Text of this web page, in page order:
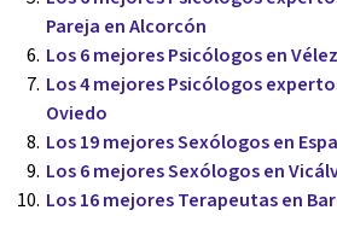
Pareja en Alcorcón
Los 6 mejores Psicólogos en
Los 4 mejores Psicólogos
Oviedo
Los 19 mejores Sexólogos en
Los 6 mejores Sexólogos en
Los 16 mejores Terapeutas en